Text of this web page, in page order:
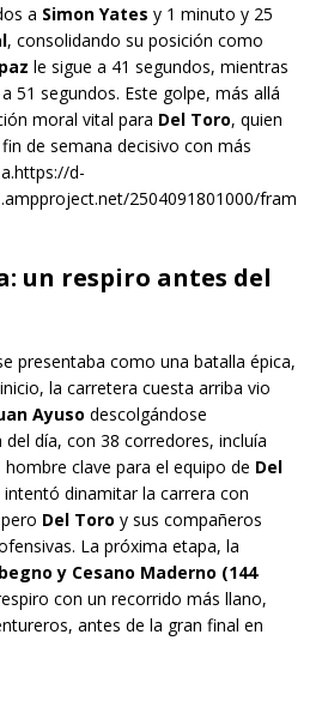
a Simon Yates y 1 minuto y 25
, consolidando su posición como
le sigue a 41 segundos, mientras
51 segundos. Este golpe, más allá
moral vital para Del Toro, quien
de semana decisivo con más
d-
2504091801000/fram
un respiro antes del
presentaba como una batalla épica,
la carretera cuesta arriba vio
Ayuso descolgándose
día, con 38 corredores, incluía
hombre clave para el equipo de Del
intentó dinamitar la carrera con
Del Toro y sus compañeros
La próxima etapa, la
y Cesano Maderno (144
con un recorrido más llano,
antes de la gran final en